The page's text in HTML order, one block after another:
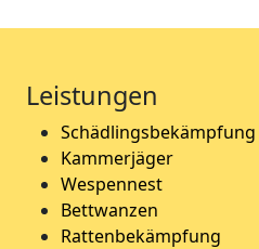
Leistungen
Schädlingsbekämpfung
Kammerjäger
Wespennest
Bettwanzen
Rattenbekämpfung